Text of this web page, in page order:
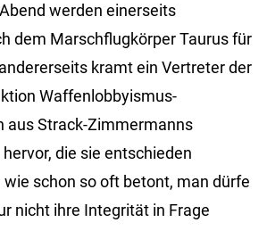
werden einerseits
dem Marschflugkörper Taurus für
kramt ein Vertreter der
Waffenlobbyismus-
aus Strack-Zimmermanns
die sie entschieden
schon so oft betont, man dürfe
nicht ihre Integrität in Frage